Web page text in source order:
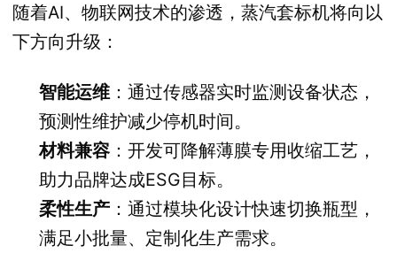
随着AI、物联网技术的渗透，蒸汽套标机将向以
下方向升级：
智能运维 ：通过传感器实时监测设备状态，
预测性维护减少停机时间。
材料兼容 ：开发可降解薄膜专用收缩工艺，
助力品牌达成ESG目标。
柔性生产 ：通过模块化设计快速切换瓶型，
满足小批量、定制化生产需求。